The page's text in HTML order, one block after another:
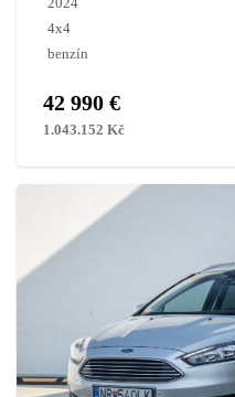
4x4
benzín
42 990 €
1.043.152 Kč